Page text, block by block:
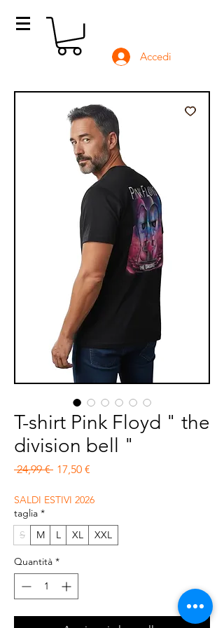
Accedi
T-shirt Pink Floyd " the
division bell "
24,99 € Prezzo regolare
17,50 €
SALDI ESTIVI 2026
taglia *
S
M L XL XXL
Quantità *